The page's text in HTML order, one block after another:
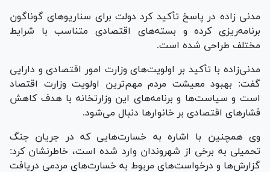
مدنی زاده در پاسخ تأکید کرد دولت برای سناریوهای گوناگون
برنامه‌ریزی کرده و بسته‌های اقتصادی متناسب با شرایط
مختلف طراحی شده است.
مدنی‌زاده با تأکید بر اولویت‌های وزارت امور اقتصادی و دارایی
گفت: بهبود معیشت مردم مهم‌ترین اولویت وزارت اقتصاد
است و سیاست‌ها و برنامه‌های این وزارتخانه با هدف کاهش
فشارهای اقتصادی بر خانوارها دنبال می‌شود.
وی همچنین با اشاره به خسارت‌هایی که در جریان جنگ
تحمیلی به برخی از شهروندان وارد شده است، خاطرنشان کرد:
گزارش‌ها و درخواست‌های مربوط به خسارت‌های مردمی دریافت